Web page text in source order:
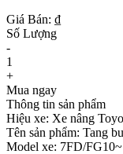
Giá Bán: ₫
Số Lượng
-
1
+
Mua ngay
Thông tin sản phẩm
Hiệu xe: Xe nâng
Tên sản phẩm: Tang
Model xe: 7FD/